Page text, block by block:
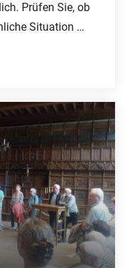
Prüfen Sie, ob
Situation …